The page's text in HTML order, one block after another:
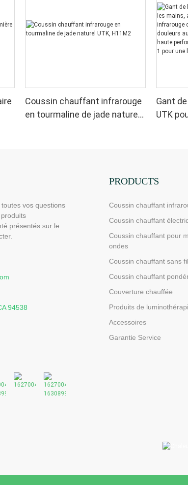
Coussin chauffant infrarouge
en tourmaline de jade naturel
Gant
UTK
vos questions
présentés sur le
94538
PRODUCTS
Coussin chauffant
Coussin chauffant
Coussin chauffant pour
ondes
Coussin chauffant sans fil
Coussin chauffant
Couverture chauffée
Produits de
Accessoires
Garantie Service